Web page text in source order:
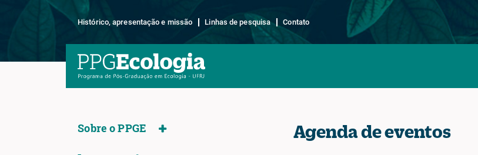
Histórico, apresentação e missão Linhas de pesquisa Contato
Sobre o PPGE Agenda de eventos